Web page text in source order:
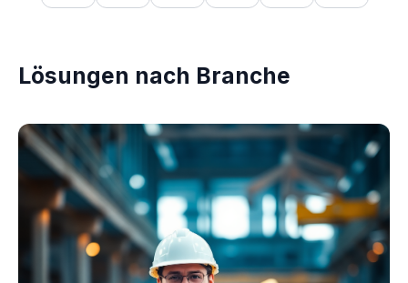
Lösungen nach Branche